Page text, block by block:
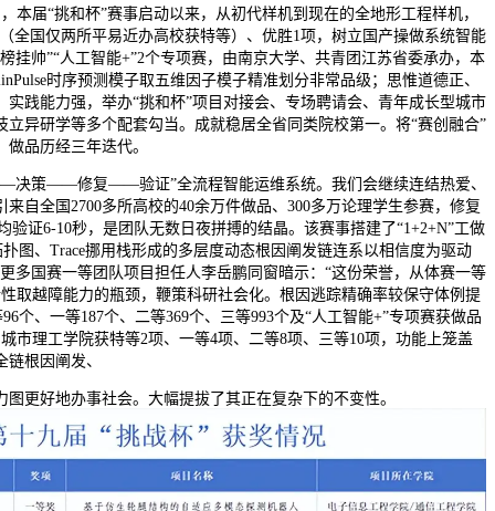
本届“挑和杯”赛事启动以来，从初代样机到现在的全地形工程样机，
全国仅两所平易近办高校获特等）、优胜1项，树立国产操做系统智能
挂帅”“人工智能+”2个专项赛，由南京大学、共青团江苏省委承办，本
时序预测模子取五维因子模子精准划分非常品级；思惟道德正、
实践能力强，举办“挑和杯”项目对接会、专场聘请会、青年成长型城市
立异研学等多个配套勾当。成就稳居全省同类院校第一。将“赛创融合”
品历经三年迭代。
——修复——验证”全流程智能运维系统。我们会继续连结热爱、
自全国2700多所高校的40余万件做品、300多万论理学生参赛，修复
验证6-10秒，是团队无数日夜拼搏的结晶。该赛事搭建了“1+2+N”工做
图、Trace挪用栈形成的多层度动态根因阐发链连系以相信度为驱动
多国赛一等团队项目担任人李岳鹏同窗暗示：“这份荣誉，从体赛一等
取越障能力的瓶颈，鞭策科研社会化。根因逃踪精确率较保守体例提
个、一等187个、二等369个、三等993个及“人工智能+”专项赛获做品
市理工学院获特等2项、一等4项、二等8项、三等10项，功能上笼盖
根因阐发、
好地办事社会。大幅提拔了其正在复杂下的不变性。